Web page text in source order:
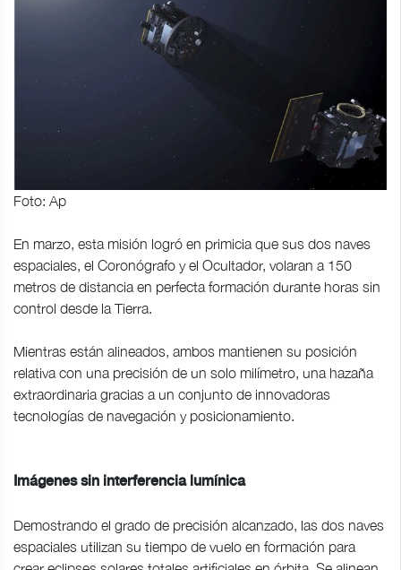
Foto: Ap
En marzo, esta misión logró en primicia que sus dos naves
espaciales, el Coronógrafo y el Ocultador, volaran a 150
metros de distancia en perfecta formación durante horas sin
control desde la Tierra.
Mientras están alineados, ambos mantienen su posición
relativa con una precisión de un solo milímetro, una hazaña
extraordinaria gracias a un conjunto de innovadoras
tecnologías de navegación y posicionamiento.
Imágenes sin interferencia lumínica
Demostrando el grado de precisión alcanzado, las dos naves
espaciales utilizan su tiempo de vuelo en formación para